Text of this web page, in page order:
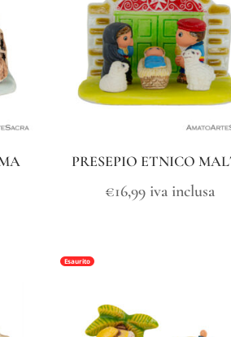
PRESEPIO ETNICO
€16,99 iva inclusa
Esaurito